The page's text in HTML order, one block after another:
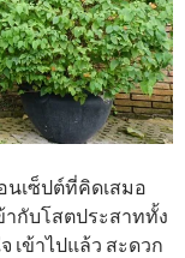
นเซ็ปต์ที่คิดเสมอ
ากับโสตประสาททั้ง
เข้าไปแล้ว สะดวก